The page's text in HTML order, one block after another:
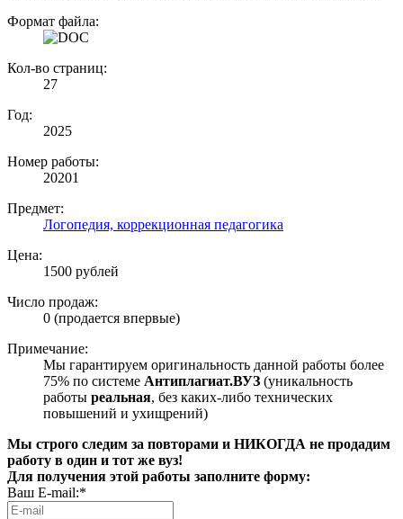
Формат файла:
Кол-во страниц:
27
Год:
2025
Номер работы:
20201
Предмет:
Логопедия, коррекционная педагогика
Цена:
1500 рублей
Число продаж:
0 (продается впервые)
Примечание:
Мы гарантируем оригинальность данной работы более
75% по системе Антиплагиат.ВУЗ (уникальность
работы реальная, без каких-либо технических
повышений и ухищрений)
Мы строго следим за повторами и НИКОГДА не продадим
работу в один и тот же вуз!
Для получения этой работы заполните форму:
Ваш E-mail:*